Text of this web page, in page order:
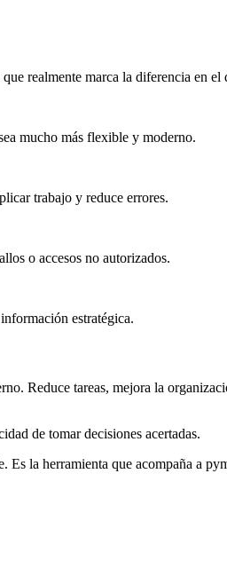
realmente marca la diferencia en el
mucho más flexible y moderno.
trabajo y reduce errores.
o accesos no autorizados.
estratégica.
Reduce tareas, mejora la
de tomar decisiones acertadas.
la herramienta que acompaña a